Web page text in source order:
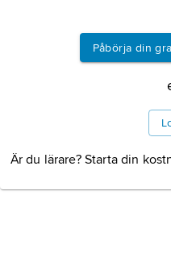
Information
Påbörja din
Är du lärare? Starta din